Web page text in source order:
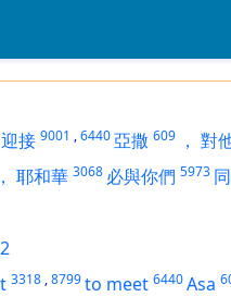
迎接 9001 ,6440亞撒 609 ， 對
， 耶和華 3068 必與你們 5973
3318 ,8799to meet 6440Asa